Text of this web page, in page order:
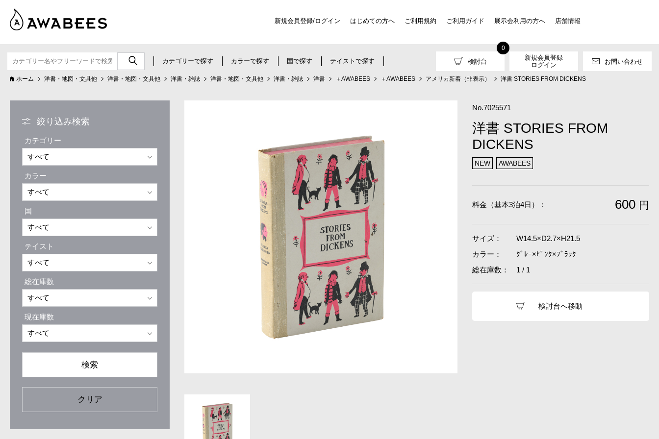
新規会員登録/ログイン はじめての方へ ご利用規約 ご利用ガイド 展示会利用の方へ 店舗情報
カテゴリーで探す カラーで探す 国で探す テイストで探す 検討台
0
新規会員登録
ログイン
お問い合わせ
ホーム 洋書・地図・文具他 洋書・地図・文具他 洋書・雑誌 洋書・地図・文具他 洋書・雑誌 洋書 ＋AWABEES ＋AWABEES アメリカ新着（非表示） 洋書 STORIES FROM DICKENS
絞り込み検索
カテゴリー
カラー
国
テイスト
総在庫数
現在庫数
検索
No.7025571
洋書 STORIES FROM
DICKENS
NEW AWABEES
料金（基本3泊4日）： 600 円
サイズ：
W14.5×D2.7×H21.5
カラー：
ｸﾞﾚｰ×ﾋﾟﾝｸ×ﾌﾞﾗｯｸ
総在庫数：
1 / 1
検討台へ移動